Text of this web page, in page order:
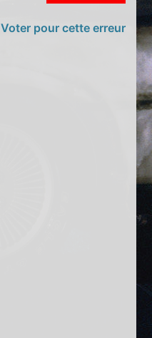
Voter pour cette erreur